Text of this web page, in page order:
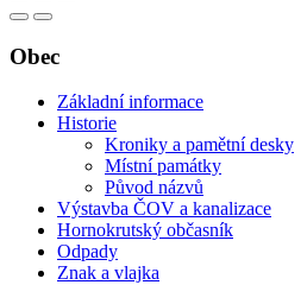
Obec
Základní informace
Historie
Kroniky a pamětní desky
Místní památky
Původ názvů
Výstavba ČOV a kanalizace
Hornokrutský občasník
Odpady
Znak a vlajka